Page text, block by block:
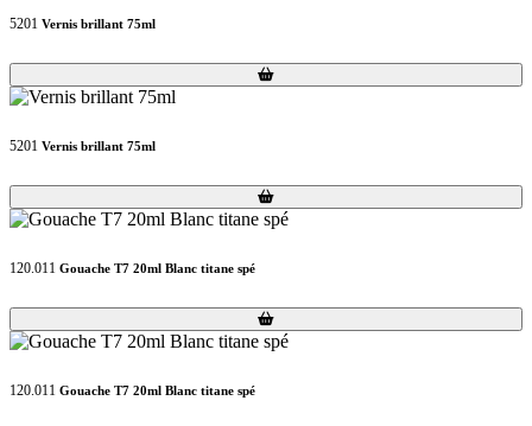
5201 Vernis brillant 75ml
Loading...
Loading...
5201 Vernis brillant 75ml
Loading...
Loading...
120.011 Gouache T7 20ml Blanc titane spé
Loading...
Loading...
120.011 Gouache T7 20ml Blanc titane spé